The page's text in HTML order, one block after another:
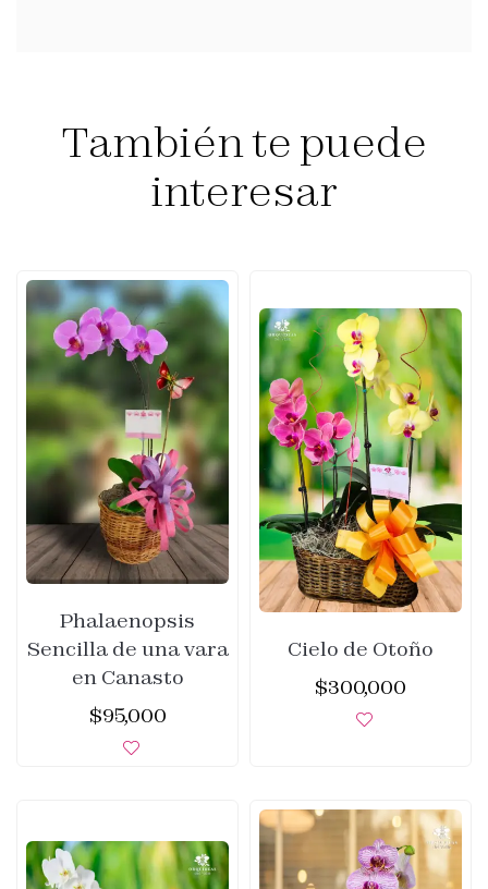
También te puede
interesar
Phalaenopsis
Sencilla de una vara
en Canasto
$95,000
Cielo de Otoño
$300,000